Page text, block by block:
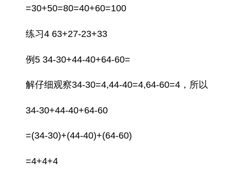
=30+50=80=40+60=100
练习4 63+27-23+33
例5 34-30+44-40+64-60=
解仔细观察34-30=4,44-40=4,64-60=4，所以
34-30+44-40+64-60
=(34-30)+(44-40)+(64-60)
=4+4+4